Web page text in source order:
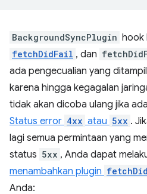
BackgroundSyncPlugin hook
fetchDidFail , dan
ada pengecualian yang
karena hingga kegagalan
tidak akan dicoba ulang jika
Status error 4xx atau 5xx .
lagi semua permintaan yang
status 5xx , Anda dapat
menambahkan plugin
Anda: